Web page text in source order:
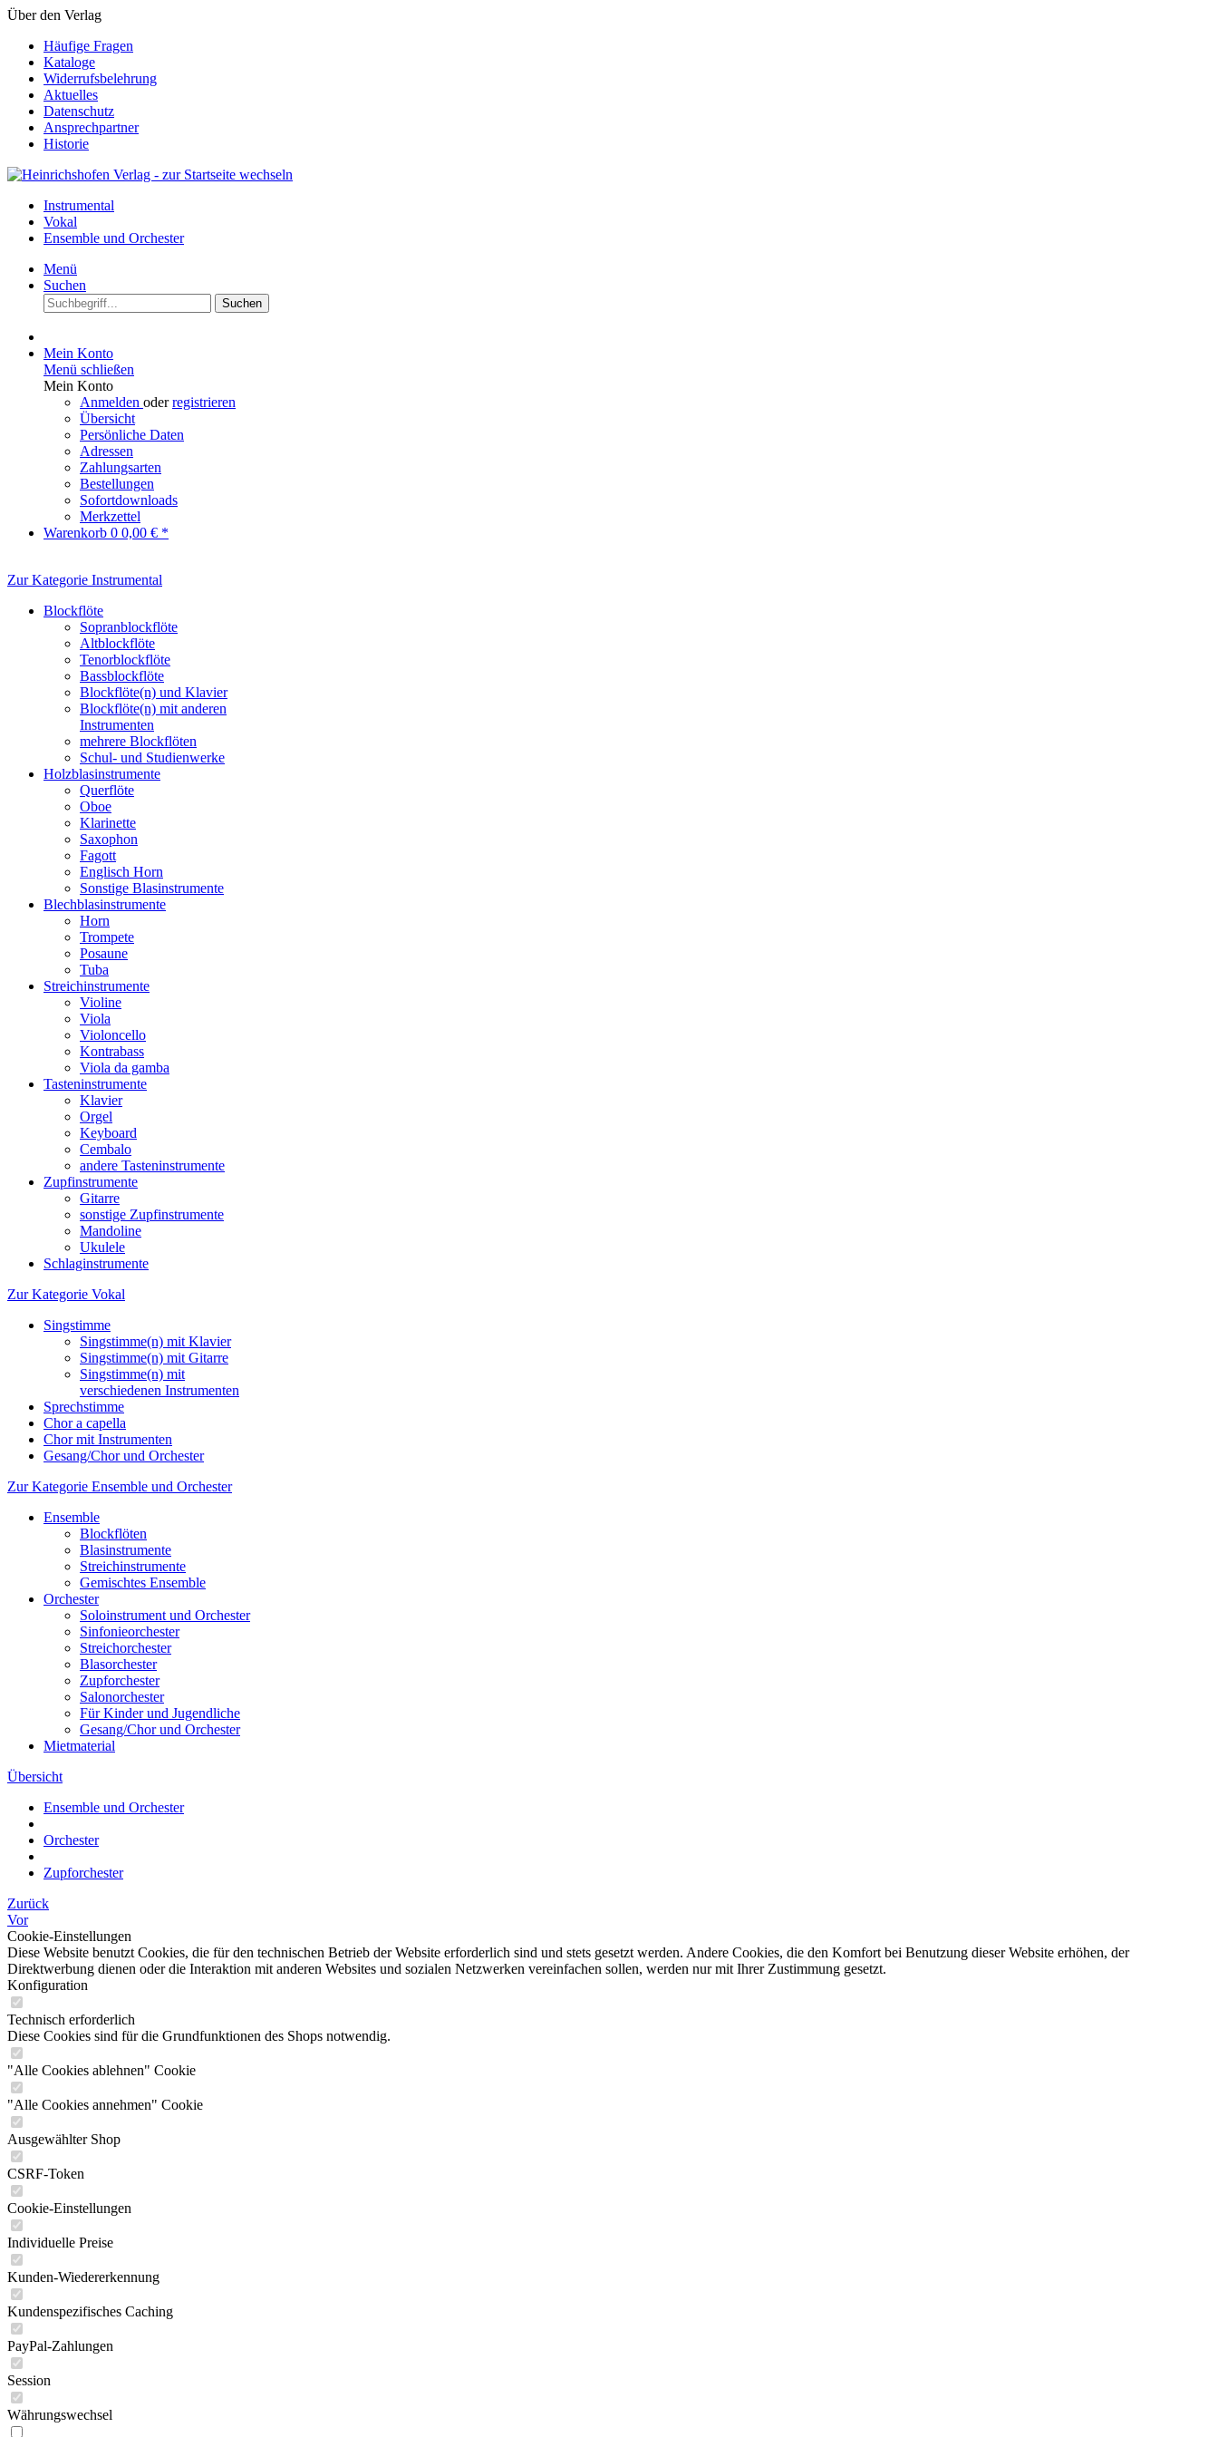
Über den Verlag
Häufige Fragen
Kataloge
Widerrufsbelehrung
Aktuelles
Datenschutz
Ansprechpartner
Historie
Instrumental
Vokal
Ensemble und Orchester
Menü
Suchen
Suchen
Mein Konto
Menü schließen
Mein Konto
Anmelden oderregistrieren
Übersicht
Persönliche Daten
Adressen
Zahlungsarten
Bestellungen
Sofortdownloads
Merkzettel
Warenkorb 0 0,00 € *
Zur Kategorie Instrumental
Blockflöte
Sopranblockflöte
Altblockflöte
Tenorblockflöte
Bassblockflöte
Blockflöte(n) und Klavier
Blockflöte(n) mit anderen
Instrumenten
mehrere Blockflöten
Schul- und Studienwerke
Holzblasinstrumente
Querflöte
Oboe
Klarinette
Saxophon
Fagott
Englisch Horn
Sonstige Blasinstrumente
Blechblasinstrumente
Horn
Trompete
Posaune
Tuba
Streichinstrumente
Violine
Viola
Violoncello
Kontrabass
Viola da gamba
Tasteninstrumente
Klavier
Orgel
Keyboard
Cembalo
andere Tasteninstrumente
Zupfinstrumente
Gitarre
sonstige Zupfinstrumente
Mandoline
Ukulele
Schlaginstrumente
Zur Kategorie Vokal
Singstimme
Singstimme(n) mit Klavier
Singstimme(n) mit Gitarre
Singstimme(n) mit
verschiedenen Instrumenten
Sprechstimme
Chor a capella
Chor mit Instrumenten
Gesang/Chor und Orchester
Zur Kategorie Ensemble und Orchester
Ensemble
Blockflöten
Blasinstrumente
Streichinstrumente
Gemischtes Ensemble
Orchester
Soloinstrument und Orchester
Sinfonieorchester
Streichorchester
Blasorchester
Zupforchester
Salonorchester
Für Kinder und Jugendliche
Gesang/Chor und Orchester
Mietmaterial
Übersicht
Ensemble und Orchester
Orchester
Zupforchester
Zurück
Vor
Cookie-Einstellungen
Diese Website benutzt Cookies, die für den technischen Betrieb der Website erforderlich sind und stets gesetzt werden. Andere Cookies, die den Komfort bei Benutzung dieser Website erhöhen, der
Direktwerbung dienen oder die Interaktion mit anderen Websites und sozialen Netzwerken vereinfachen sollen, werden nur mit Ihrer Zustimmung gesetzt.
Konfiguration
Technisch erforderlich
Diese Cookies sind für die Grundfunktionen des Shops notwendig.
"Alle Cookies ablehnen" Cookie
"Alle Cookies annehmen" Cookie
Ausgewählter Shop
CSRF-Token
Cookie-Einstellungen
Individuelle Preise
Kunden-Wiedererkennung
Kundenspezifisches Caching
PayPal-Zahlungen
Session
Währungswechsel